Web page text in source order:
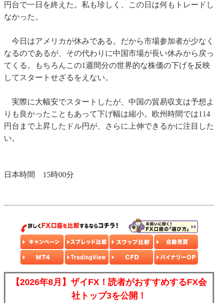
円台で一日を終えた。私も珍しく、この日は何もトレードし
なかった。
今日はアメリカが休みである。だから市場参加者が少なく
なるのであるが、その代わりに中国市場が長い休みから戻っ
てくる。もちろんこの1週間分の世界的な株価の下げを反映
してスタートせざるをえない。
実際に大幅安でスタートしたが、中国の貿易収支は予想よ
りも良かったこともあって下げ幅は縮小。欧州時間では114
円台まで上昇したドル円が、さらに上伸できるかに注目した
い。
日本時間 15時00分
【2026年8月】ザイFX！読者がおすすめするFX会
社トップ3を公開！